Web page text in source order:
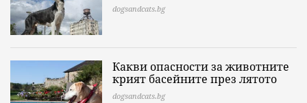
dogsandcats.bg
Какви опасности за животните
крият басейните през лятото
dogsandcats.bg